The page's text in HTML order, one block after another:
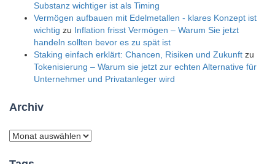
Substanz wichtiger ist als Timing
Vermögen aufbauen mit Edelmetallen - klares Konzept ist
wichtig zu Inflation frisst Vermögen – Warum Sie jetzt
handeln sollten bevor es zu spät ist
Staking einfach erklärt: Chancen, Risiken und Zukunft zu
Tokenisierung – Warum sie jetzt zur echten Alternative für
Unternehmer und Privatanleger wird
Archiv
Archiv